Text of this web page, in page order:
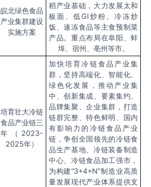
皖北绿色食品
产业集群建设
实施方案
稻产业基础，大力发展太和
板面、低GI炒粉、冷冻炒
饭、速冻食品等主食预制菜
产品。重点布局在阜阳、蚌
埠、宿州、亳州等市。
培育壮大冷链
食品产业链三
年（ 2023-
2025年）
加快培育冷链食品产业集
群，坚持高端化、智能化、
绿色化发展，推动产业集
中、创新集成、要素集约、
品牌集聚、企业集群，打造
链群完整、特色鲜明、国内
有影响力的冷链食品产业
链，争创全国领先的冷链食
品生产基地、冷链装备制造
中心、冷链食品加工强市，
为构建“3+4+N”制造业高质
量发展现代产业体系提供支